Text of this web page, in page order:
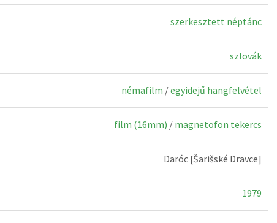
szerkesztett néptánc
szlovák
némafilm /egyidejű hangfelvétel
film (16mm) / magnetofon tekercs
Daróc [Šarišské Dravce]
1979